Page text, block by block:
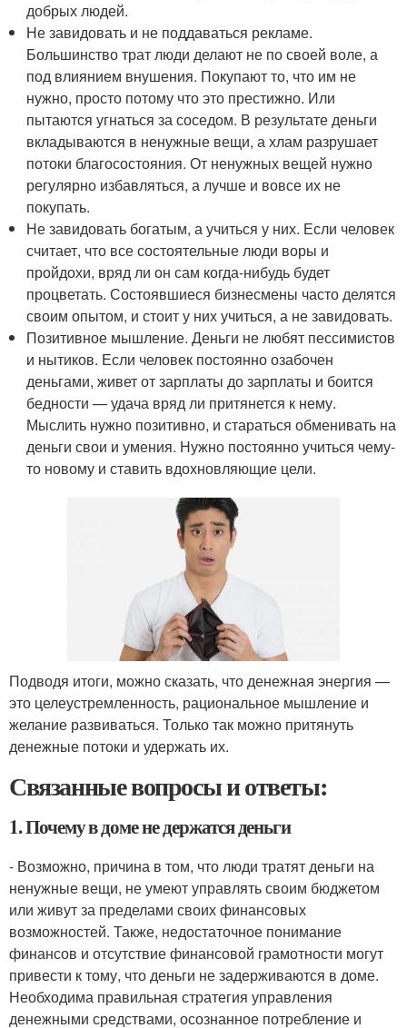
добрых людей.
Не завидовать и не поддаваться рекламе.
Большинство трат люди делают не по своей воле, а
под влиянием внушения. Покупают то, что им не
нужно, просто потому что это престижно. Или
пытаются угнаться за соседом. В результате деньги
вкладываются в ненужные вещи, а хлам разрушает
потоки благосостояния. От ненужных вещей нужно
регулярно избавляться, а лучше и вовсе их не
покупать.
Не завидовать богатым, а учиться у них. Если человек
считает, что все состоятельные люди воры и
пройдохи, вряд ли он сам когда-нибудь будет
процветать. Состоявшиеся бизнесмены часто делятся
своим опытом, и стоит у них учиться, а не завидовать.
Позитивное мышление. Деньги не любят пессимистов
и нытиков. Если человек постоянно озабочен
деньгами, живет от зарплаты до зарплаты и боится
бедности — удача вряд ли притянется к нему.
Мыслить нужно позитивно, и стараться обменивать на
деньги свои и умения. Нужно постоянно учиться чему-
то новому и ставить вдохновляющие цели.
Подводя итоги, можно сказать, что денежная энергия —
это целеустремленность, рациональное мышление и
желание развиваться. Только так можно притянуть
денежные потоки и удержать их.
Связанные вопросы и ответы:
1. Почему в доме не держатся деньги
- Возможно, причина в том, что люди тратят деньги на
ненужные вещи, не умеют управлять своим бюджетом
или живут за пределами своих финансовых
возможностей. Также, недостаточное понимание
финансов и отсутствие финансовой грамотности могут
привести к тому, что деньги не задерживаются в доме.
Необходима правильная стратегия управления
денежными средствами, осознанное потребление и